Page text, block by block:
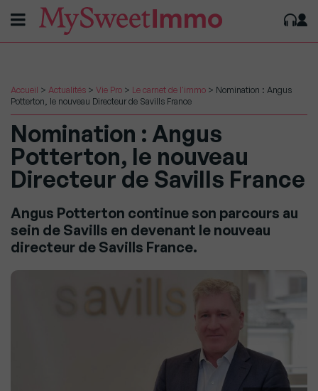
Accueil > Actualités > Vie Pro > Le carnet de l'immo > Nomination : Angus
Potterton, le nouveau Directeur de Savills France
Nomination : Angus
Potterton, le nouveau
Directeur de Savills France
Angus Potterton continue son parcours au
sein de Savills en devenant le nouveau
directeur de Savills France.